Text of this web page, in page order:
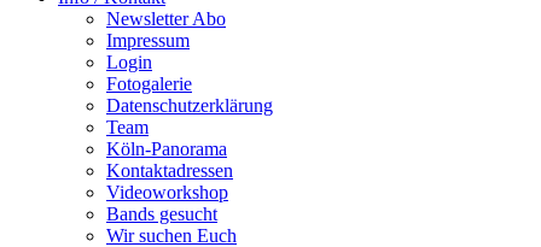
Newsletter Abo
Impressum
Login
Fotogalerie
Datenschutzerklärung
Team
Köln-Panorama
Kontaktadressen
Videoworkshop
Bands gesucht
Wir suchen Euch